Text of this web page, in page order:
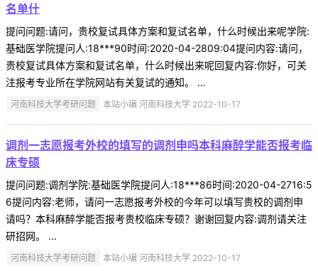
名单什
提问问题:请问，贵校复试具体方案和复试名单，什么时候出来呢学院:
基础医学院提问人:18***90时间:2020-04-2809:04提问内容:请问，
贵校复试具体方案和复试名单，什么时候出来呢回复内容:你好，可关
注报考专业所在学院网站有关复试的通知。 ...
河南科技大学考研问题 本站小编 河南科技大学 2022-10-17
调剂一志愿报考外校的填写的调剂申吗本科麻醉学能否报考临
床专硕
提问问题:调剂学院:基础医学院提问人:18***86时间:2020-04-2716:5
6提问内容:老师，请问一志愿报考外校的今年可以填写贵校的调剂申
请吗？本科麻醉学能否报考贵校临床专硕？谢谢回复内容:调剂请关注
研招网。 ...
河南科技大学考研问题 本站小编 河南科技大学 2022-10-17